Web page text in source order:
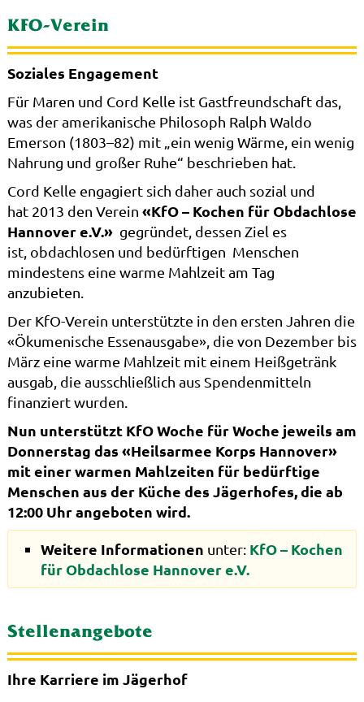
KFO-Verein
Soziales Engagement
Für Maren und Cord Kelle ist Gastfreundschaft das,
was der amerikanische Philosoph Ralph Waldo
Emerson (1803–82) mit „ein wenig Wärme, ein wenig
Nahrung und großer Ruhe“ beschrieben hat.
Cord Kelle engagiert sich daher auch sozial und
hat 2013 den Verein «KfO – Kochen für Obdachlose
Hannover e.V.» gegründet, dessen Ziel es
ist, obdachlosen und bedürftigen Menschen
mindestens eine warme Mahlzeit am Tag
anzubieten.
Der KfO-Verein unterstützte in den ersten Jahren die
«Ökumenische Essenausgabe», die von Dezember bis
März eine warme Mahlzeit mit einem Heißgetränk
ausgab, die ausschließlich aus Spendenmitteln
finanziert wurden.
Nun unterstützt KfO Woche für Woche jeweils am
Donnerstag das «Heilsarmee Korps Hannover»
mit einer warmen Mahlzeiten für bedürftige
Menschen aus der Küche des Jägerhofes, die ab
12:00 Uhr angeboten wird.
Weitere Informationen unter: KfO – Kochen
für Obdachlose Hannover e.V.
Stellenangebote
Ihre Karriere im Jägerhof